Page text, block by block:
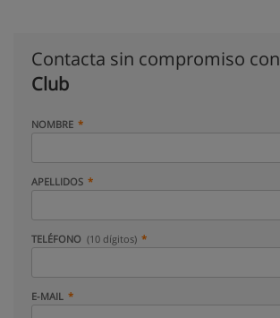
Contacta sin compromiso con
Club
NOMBRE
APELLIDOS
TELÉFONO (10 dígitos)
E-MAIL